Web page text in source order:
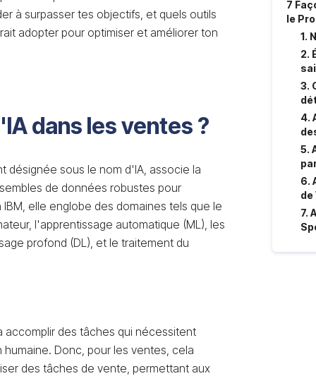
à surpasser tes objectifs, et quels outils
adopter pour optimiser et améliorer ton
dans les ventes ?
désignée sous le nom d'IA, associe la
de données robustes pour
elle englobe des domaines tels que le
l'apprentissage automatique (ML), les
profond (DL), et le traitement du
accomplir des tâches qui nécessitent
Donc, pour les ventes, cela
des tâches de vente, permettant aux
7
le
1.
2.
3.
4.
5.
6.
de
7.